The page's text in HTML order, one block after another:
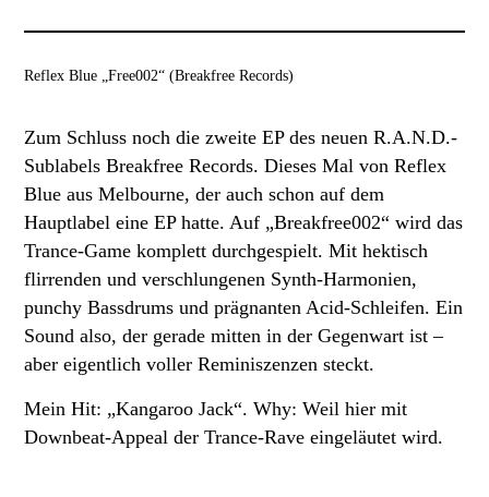
Reflex Blue „Free002“ (Breakfree Records)
Zum Schluss noch die zweite EP des neuen R.A.N.D.-
Sublabels Breakfree Records. Dieses Mal von Reflex
Blue aus Melbourne, der auch schon auf dem
Hauptlabel eine EP hatte. Auf „Breakfree002“ wird das
Trance-Game komplett durchgespielt. Mit hektisch
flirrenden und verschlungenen Synth-Harmonien,
punchy Bassdrums und prägnanten Acid-Schleifen. Ein
Sound also, der gerade mitten in der Gegenwart ist –
aber eigentlich voller Reminiszenzen steckt.
Mein Hit: „Kangaroo Jack“. Why: Weil hier mit
Downbeat-Appeal der Trance-Rave eingeläutet wird.